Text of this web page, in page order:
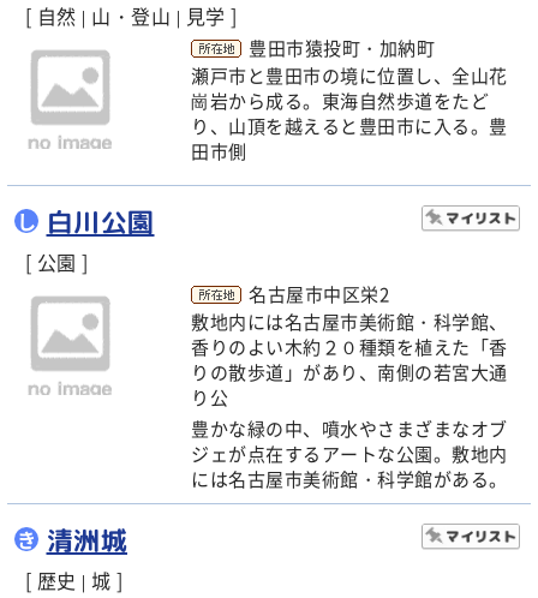
[ 自然 山・登山 見学 ]
豊田市猿投町・加納町
瀬戸市と豊田市の境に位置し、全山花
崗岩から成る。東海自然歩道をたど
り、山頂を越えると豊田市に入る。豊
田市側
し 白川公園
[ 公園 ]
名古屋市中区栄2
敷地内には名古屋市美術館・科学館、
香りのよい木約２０種類を植えた「香
りの散歩道」があり、南側の若宮大通
り公
豊かな緑の中、噴水やさまざまなオブ
ジェが点在するアートな公園。敷地内
には名古屋市美術館・科学館がある。
き 清洲城
[ 歴史 城 ]